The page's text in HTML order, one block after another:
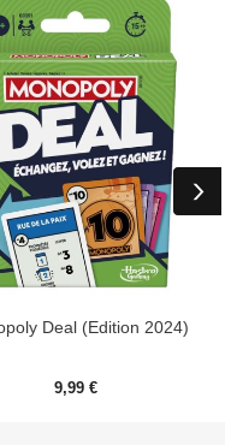
Aperçu rapide
Deal (Edition 2024)
9,99 €